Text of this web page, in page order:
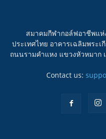
สมาคมกีฬากอล์ฟอาชีพแห่
ประเทศไทย อาคารเฉลิมพระ
ถนนรามคำแหง แขวงหัวหมาก
Contact us: